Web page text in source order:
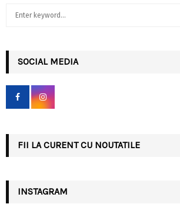
h
f
r
SOCIAL MEDIA
FII LA CURENT CU NOUTATILE
INSTAGRAM